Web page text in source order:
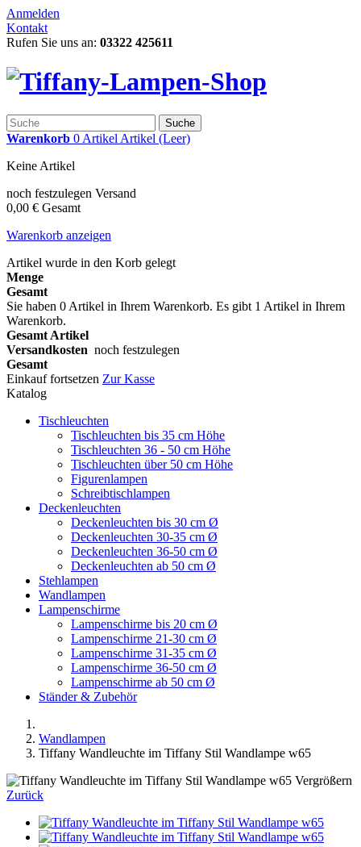
Anmelden
Kontakt
Rufen Sie uns an: 03322 425611
Suche
Warenkorb 0 Artikel Artikel (Leer)
Keine Artikel
noch festzulegen Versand
0,00 € Gesamt
Warenkorb anzeigen
Artikel wurde in den Korb gelegt
Menge
Gesamt
Sie haben 0 Artikel in Ihrem Warenkorb. Es gibt 1 Artikel in Ihrem
Warenkorb.
Gesamt Artikel
Versandkosten noch festzulegen
Gesamt
Einkauf fortsetzen Zur Kasse
Katalog
Tischleuchten
Tischleuchten bis 35 cm Höhe
Tischleuchten 36 - 50 cm Höhe
Tischleuchten über 50 cm Höhe
Figurenlampen
Schreibtischlampen
Deckenleuchten
Deckenleuchten bis 30 cm Ø
Deckenleuchten 30-35 cm Ø
Deckenleuchten 36-50 cm Ø
Deckenleuchten ab 50 cm Ø
Stehlampen
Wandlampen
Lampenschirme
Lampenschirme bis 20 cm Ø
Lampenschirme 21-30 cm Ø
Lampenschirme 31-35 cm Ø
Lampenschirme 36-50 cm Ø
Lampenschirme ab 50 cm Ø
Ständer & Zubehör
Wandlampen
Tiffany Wandleuchte im Tiffany Stil Wandlampe w65
Vergrößern
Zurück